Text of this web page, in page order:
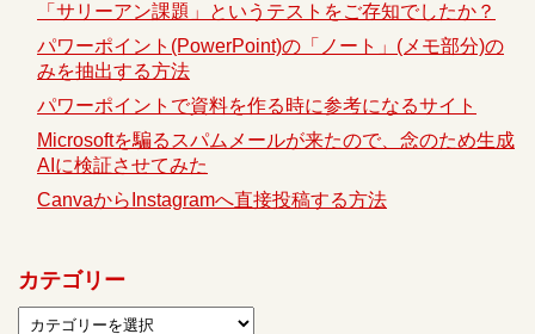
「サリーアン課題」というテストをご存知でしたか？
パワーポイント(PowerPoint)の「ノート」(メモ部分)の
みを抽出する方法
パワーポイントで資料を作る時に参考になるサイト
Microsoftを騙るスパムメールが来たので、念のため生成
AIに検証させてみた
CanvaからInstagramへ直接投稿する方法
カテゴリー